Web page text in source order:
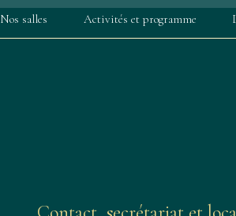
Nos salles Activités et programme